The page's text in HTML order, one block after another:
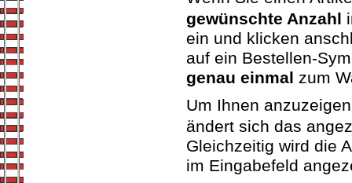
gewünschte Anzahl
ein und klicken
auf ein Bestellen-
genau einmal zum
Um Ihnen
ändert sich das
Gleichzeitig wird die
im Eingabefeld